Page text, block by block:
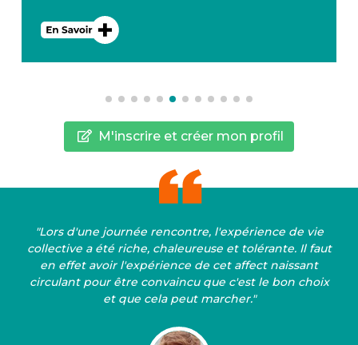
M'inscrire et créer mon profil
"Lors d'une journée rencontre, l'expérience de vie
collective a été riche, chaleureuse et tolérante. Il faut
en effet avoir l'expérience de cet affect naissant
circulant pour être convaincu que c'est le bon choix
et que cela peut marcher."